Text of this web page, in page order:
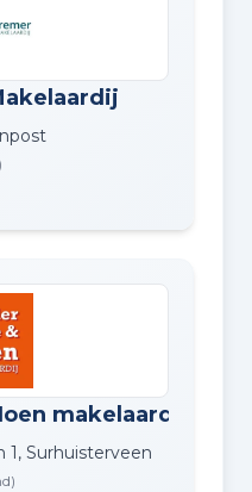
makelaardij o.z.
1, Surhuisterveen